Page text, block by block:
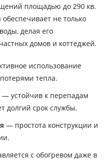
площадью до 290 кв.
не только
делая его
домов и коттеджей.
использование
тепла.
— устойчив к перепадам
долгий срок службы.
— простота конструкции и
с обогревом даже в